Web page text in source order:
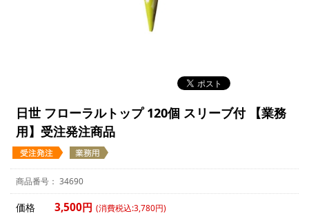
日世 フローラルトップ 120個 スリーブ付 【業務
用】受注発注商品
34690
価格 3,500円 (消費税込:3,780円)